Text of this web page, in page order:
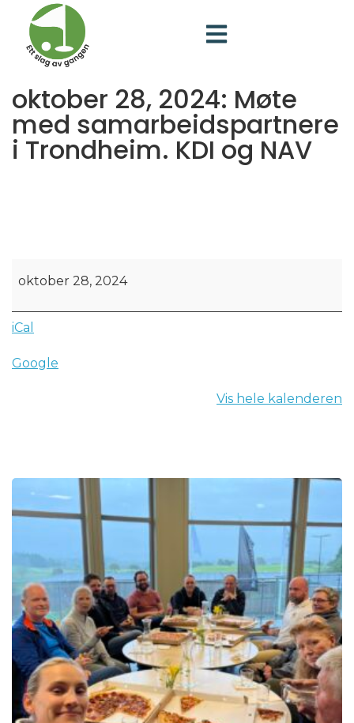
oktober 28, 2024: Møte
med samarbeidspartnere
i Trondheim. KDI og NAV
oktober 28, 2024
iCal
Google
Vis hele kalenderen